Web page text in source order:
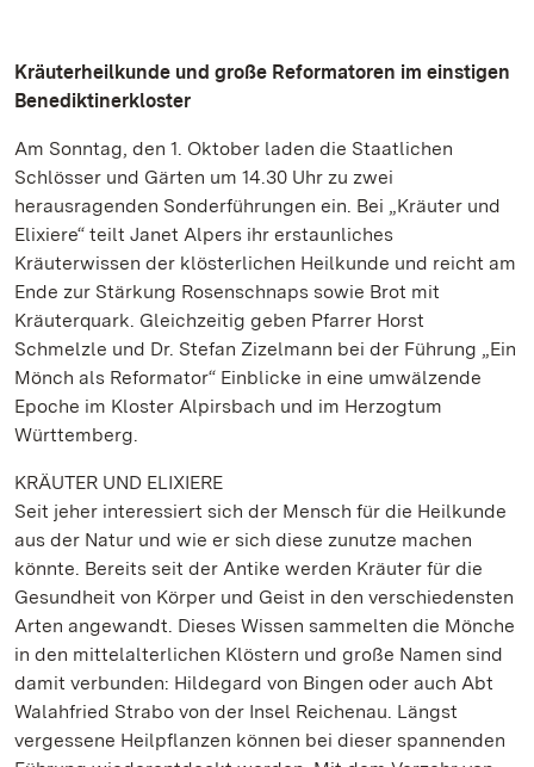
Kräuterheilkunde und große Reformatoren im einstigen
Benediktinerkloster
Am Sonntag, den 1. Oktober laden die Staatlichen
Schlösser und Gärten um 14.30 Uhr zu zwei
herausragenden Sonderführungen ein. Bei „Kräuter und
Elixiere“ teilt Janet Alpers ihr erstaunliches
Kräuterwissen der klösterlichen Heilkunde und reicht am
Ende zur Stärkung Rosenschnaps sowie Brot mit
Kräuterquark. Gleichzeitig geben Pfarrer Horst
Schmelzle und Dr. Stefan Zizelmann bei der Führung „Ein
Mönch als Reformator“ Einblicke in eine umwälzende
Epoche im Kloster Alpirsbach und im Herzogtum
Württemberg.
KRÄUTER UND ELIXIERE
Seit jeher interessiert sich der Mensch für die Heilkunde
aus der Natur und wie er sich diese zunutze machen
könnte. Bereits seit der Antike werden Kräuter für die
Gesundheit von Körper und Geist in den verschiedensten
Arten angewandt. Dieses Wissen sammelten die Mönche
in den mittelalterlichen Klöstern und große Namen sind
damit verbunden: Hildegard von Bingen oder auch Abt
Walahfried Strabo von der Insel Reichenau. Längst
vergessene Heilpflanzen können bei dieser spannenden